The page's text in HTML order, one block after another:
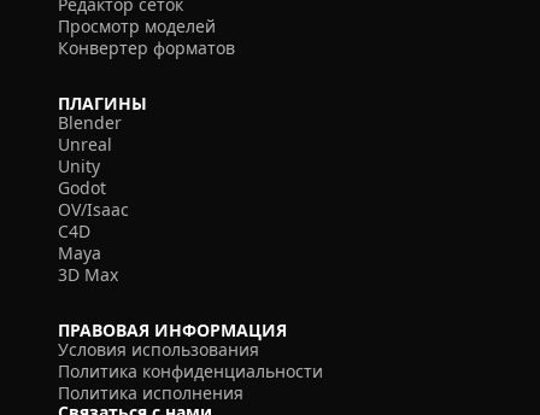
Просмотр моделей
Конвертер форматов
ПЛАГИНЫ
Blender
Unreal
Unity
Godot
OV/Isaac
C4D
Maya
3D Max
ПРАВОВАЯ ИНФОРМАЦИЯ
Условия использования
Политика конфиденциальности
Политика исполнения